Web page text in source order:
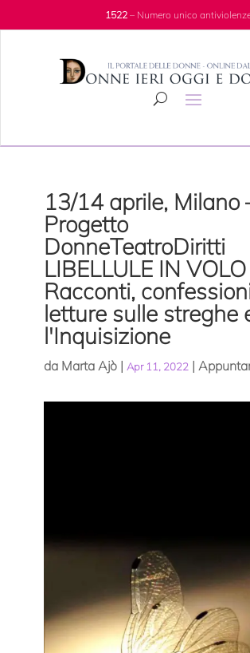
1522– Numero unico
13/14 aprile, Milano
Progetto
DonneTeatroDiritti
LIBELLULE IN VOLO
Racconti,
letture sulle streghe
l'Inquisizione
da Marta Ajò| Apr 11, 2022|